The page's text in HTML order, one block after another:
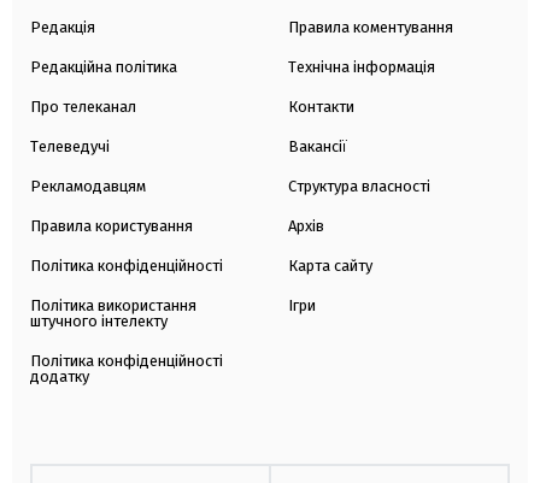
Редакція
Редакційна політика
Про телеканал
Телеведучі
Рекламодавцям
Правила користування
Політика конфіденційності
Політика використання
штучного інтелекту
Політика конфіденційності
додатку
Правила коментування
Технічна інформація
Контакти
Вакансії
Структура власності
Архів
Карта сайту
Ігри